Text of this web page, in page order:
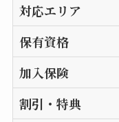
対応エリア
保有資格
加入保険
割引・特典